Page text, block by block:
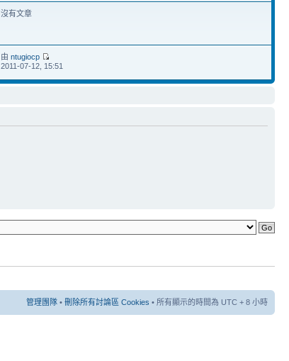
沒有文章
由ntugiocp
2011-07-12, 15:51
管理團隊 • 刪除所有討論區 Cookies • 所有顯示的時間為 UTC + 8 小時